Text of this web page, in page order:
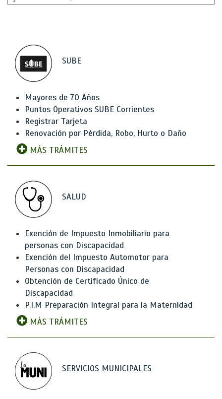
SUBE
Mayores de 70 Años
Puntos Operativos SUBE Corrientes
Registrar Tarjeta
Renovación por Pérdida, Robo, Hurto o Daño
MÁS TRÁMITES
SALUD
Exención de Impuesto Inmobiliario para
personas con Discapacidad
Exención del Impuesto Automotor para
Personas con Discapacidad
Obtención de Certificado Único de
Discapacidad
P.I.M Preparación Integral para la Maternidad
MÁS TRÁMITES
SERVICIOS MUNICIPALES